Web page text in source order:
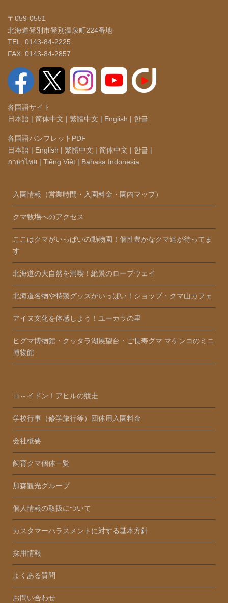
〒059-0551
北海道登別市登別温泉町224番地
TEL: 0143-84-2225
FAX: 0143-84-2857
各国語サイト
日本語 | 简体中文 | 繁體中文 | English | 한글
各国語パンフレットPDF
日本語 | English | 繁體中文 | 简体中文 | 한글 |
ภาษาไทย | Tiếng Việt | Bahasa Indonesia
入園情報（営業時間・入園料金・園内マップ）
クマ牧場へのアクセス
ここはクマがいっぱいの動物園！個性豊かなクマ達が待ってま
す
北海道の大自然を満喫！絶景のロープウェイ
北海道名物や特製グッズがいっぱい！ショップ・クマ山カフェ
アイヌ文化を体感しよう！ユーカラの里
ヒグマ博物館・クッタラ湖展望台・ご長寿グマ マケンコのミニ
博物館
ヨ～イドン！アヒルの競走
学校行事（修学旅行等）団体用入園料金
会社概要
飼育クマ個体一覧
加森観光グループ
個人情報の取扱について
カスタマーハラスメントに対する基本方針
採用情報
よくある質問
お問い合わせ